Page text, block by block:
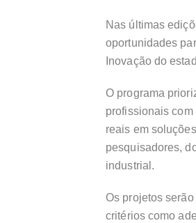
Nas últimas
oportunidades
Inovação do
O programa
profissionais
reais em
pesquisadores,
industrial.
Os projetos
critérios como